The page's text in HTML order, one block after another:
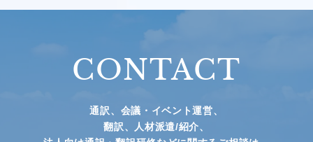
CONTACT
通訳、会議・イベント運営、
翻訳、人材派遣/紹介、